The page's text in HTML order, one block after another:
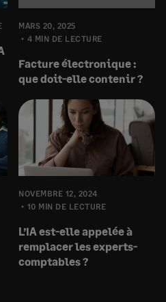
MARS 20, 2025
4 MIN DE LECTURE
Facture électronique :
que doit-elle contenir ?
NOVEMBRE 12, 2024
10 MIN DE LECTURE
L’IA est-elle appelée à
remplacer les experts-
comptables ?